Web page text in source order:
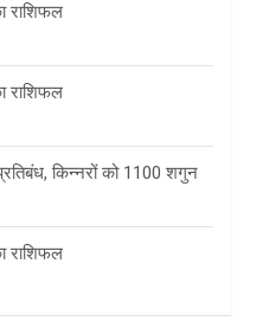
राशिफल
राशिफल
किन्नरों को 1100 शगुन
राशिफल